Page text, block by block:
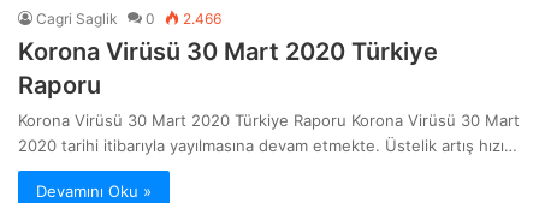
Cagri Saglik 0 2.466
Korona Virüsü 30 Mart 2020 Türkiye
Raporu
Korona Virüsü 30 Mart 2020 Türkiye Raporu Korona Virüsü 30 Mart
2020 tarihi itibarıyla yayılmasına devam etmekte. Üstelik artış hızı…
Devamını Oku »